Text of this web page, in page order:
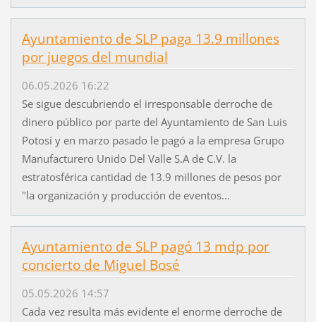
Ayuntamiento de SLP paga 13.9 millones
por juegos del mundial
06.05.2026 16:22
Se sigue descubriendo el irresponsable derroche de
dinero público por parte del Ayuntamiento de San Luis
Potosí y en marzo pasado le pagó a la empresa Grupo
Manufacturero Unido Del Valle S.A de C.V. la
estratosférica cantidad de 13.9 millones de pesos por
"la organización y producción de eventos...
Ayuntamiento de SLP pagó 13 mdp por
concierto de Miguel Bosé
05.05.2026 14:57
Cada vez resulta más evidente el enorme derroche de